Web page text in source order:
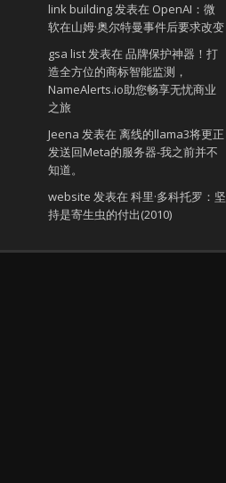
link building发表在 OpenAI：微
软在山姆·奥尔特曼事件后要求改变
gsa list发表在 品牌保护神器！打
造全方位的商标智能监测，
NameAlerts.io助您畅享无忧商业
之旅
Jeena 发表在 离线的llama3将更正
发送回Meta的服务器-我之前并不
知道。
website 发表在 科里·多科托罗：坚
持是寄生虫的付出(2010)